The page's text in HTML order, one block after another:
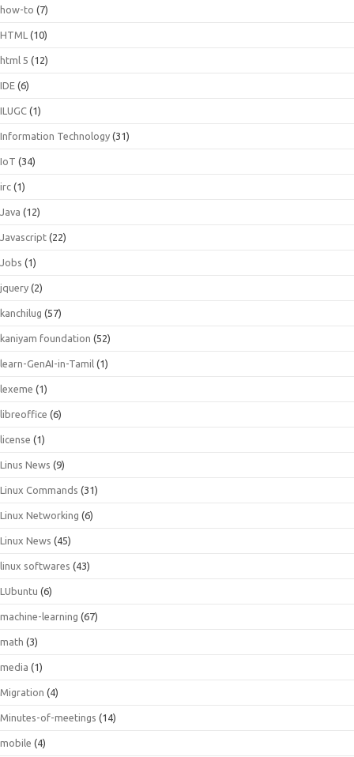
how-to (7)
HTML (10)
html 5 (12)
IDE (6)
ILUGC (1)
Information Technology (31)
IoT (34)
irc (1)
Java (12)
Javascript (22)
Jobs (1)
jquery (2)
kanchilug (57)
kaniyam foundation (52)
learn-GenAI-in-Tamil (1)
lexeme (1)
libreoffice (6)
license (1)
Linus News (9)
Linux Commands (31)
Linux Networking (6)
Linux News (45)
linux softwares (43)
LUbuntu (6)
machine-learning (67)
math (3)
media (1)
Migration (4)
Minutes-of-meetings (14)
mobile (4)